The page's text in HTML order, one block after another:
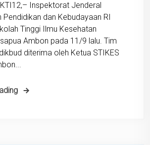
Inspektorat Jenderal
Pendidikan dan Kebudayaan RI
Tinggi Ilmu Kesehatan
Ambon pada 11/9 lalu. Tim
diterima oleh Ketua STIKES